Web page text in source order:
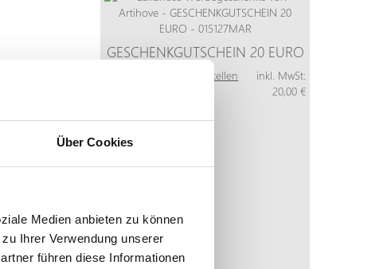
Über Cookies
Medien anbieten zu können
Ihrer Verwendung unserer
führen diese Informationen
GESCHENKGUTSCHEIN 20 EURO
Jetzt bestellen
inkl. MwSt:
20,00 €